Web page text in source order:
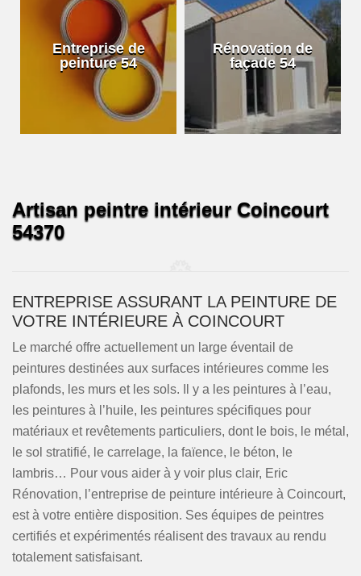
Entreprise de
peinture 54
Rénovation de
façade 54
Artisan peintre intérieur Coincourt
54370
ENTREPRISE ASSURANT LA PEINTURE DE
VOTRE INTÉRIEURE À COINCOURT
Le marché offre actuellement un large éventail de
peintures destinées aux surfaces intérieures comme les
plafonds, les murs et les sols. Il y a les peintures à l’eau,
les peintures à l’huile, les peintures spécifiques pour
matériaux et revêtements particuliers, dont le bois, le métal,
le sol stratifié, le carrelage, la faïence, le béton, le
lambris… Pour vous aider à y voir plus clair, Eric
Rénovation, l’entreprise de peinture intérieure à Coincourt,
est à votre entière disposition. Ses équipes de peintres
certifiés et expérimentés réalisent des travaux au rendu
totalement satisfaisant.